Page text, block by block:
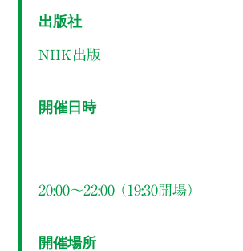
出版社
NHK出版
開催日時
20:00～22:00 （19:30開場）
開催場所